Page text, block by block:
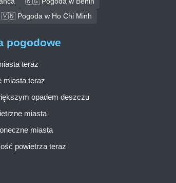
🇻🇳 Pogoda w Ho Chi Minh
pogodowe
teraz
miasta teraz
opadem deszczu
miasta
miasta
powietrza teraz